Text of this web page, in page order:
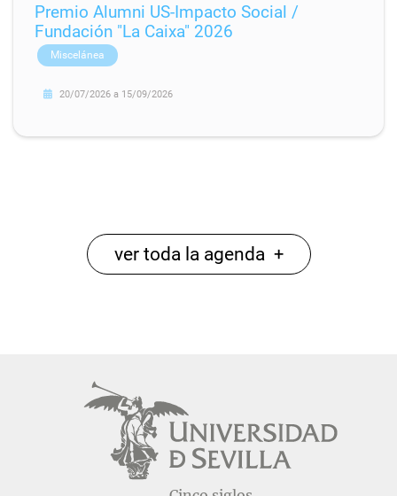
Premio Alumni US-Impacto Social /
Fundación "La Caixa" 2026
Miscelánea
20/07/2026 a 15/09/2026
ver toda la agenda +